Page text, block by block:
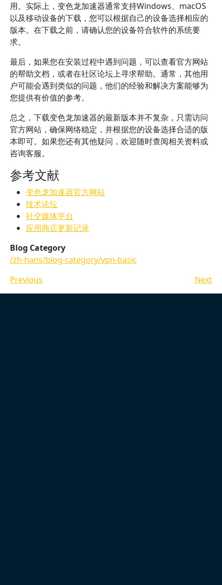
用。实际上，变色龙加速器通常支持Windows、macOS
以及移动设备的下载，您可以根据自己的设备选择相应的
版本。在下载之前，请确认您的设备符合软件的系统要
求。
最后，如果您在安装过程中遇到问题，可以查看官方网站
的帮助文档，或者在社区论坛上寻求帮助。通常，其他用
户可能会遇到类似的问题，他们的经验和解决方案能够为
您提供有价值的参考。
总之，下载变色龙加速器的最新版本并不复杂，只需访问
官方网站，确保网络稳定，并根据您的设备选择合适的版
本即可。如果您还有其他疑问，欢迎随时查阅相关资料或
咨询客服。
参考文献
变色龙加速器官方网站
技术论坛
社交媒体平台
应用商店更新记录
Blog Category
/zh-hans/blog-category/vpn-basic
Previous
Next